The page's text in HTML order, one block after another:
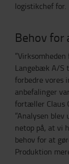
logistikchef for.
Behov for
Langebæk A/S
forbedre vores
anbefalinger
fortæller Claus
”Analysen blev
netop på, at vi
behov for at
Produktion